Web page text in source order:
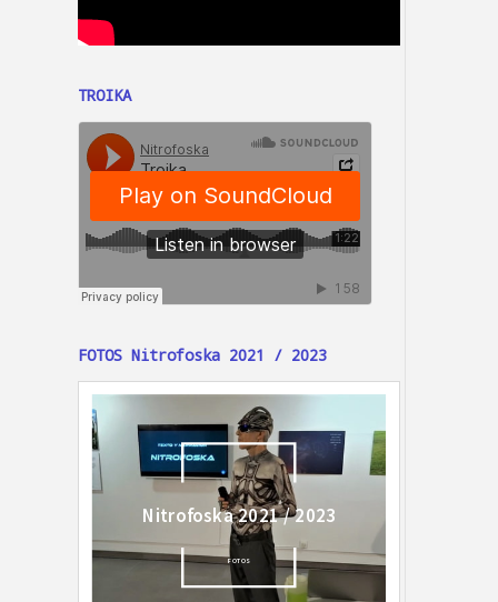
TROIKA
FOTOS Nitrofoska 2021 / 2023